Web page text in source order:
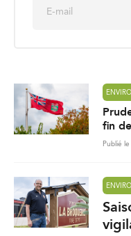
fin
Publié